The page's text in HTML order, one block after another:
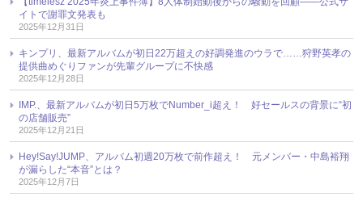
イトで謝罪文発表も
2025年12月31日
キンプリ、最新アルバムが初日22万超えの好調発進のウラで……狩野英孝の
提供曲めぐりファンが先輩グループに不快感
2025年12月28日
IMP.、最新アルバムが初日5万枚でNumber_i超え！ 好セールスの背景に“初
の店舗販売”
2025年12月21日
Hey!Say!JUMP、アルバム初週20万枚で前作超え！ 元メンバー・中島裕翔
が漏らした“本音”とは？
2025年12月7日